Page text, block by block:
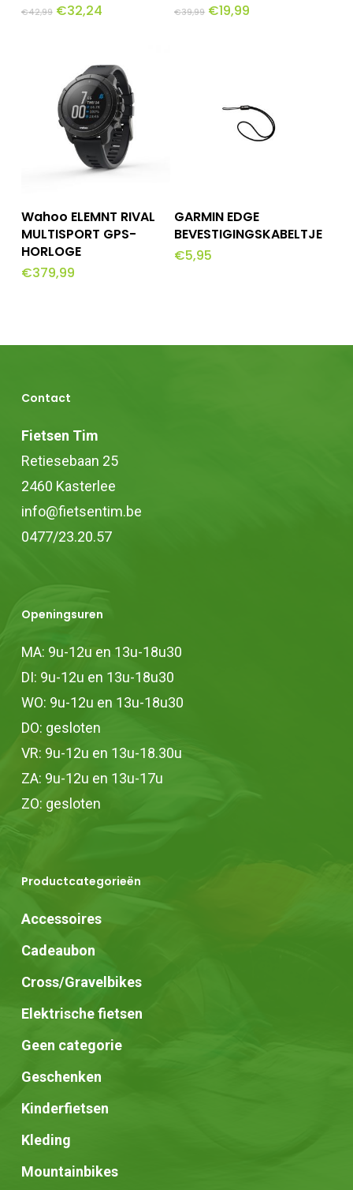
€42,99 Oorspronkelijke
€32,24Huidige €39,99 Oorspronkelijke
prijs
€19,99
Toevoegen Aan
Winkelwagen
Wahoo ELEMNT RIVAL
MULTISPORT GPS-
HORLOGE
€379,99
Toevoegen Aan
Winkelwagen
GARMIN EDGE
BEVESTIGINGSKABELTJE
€5,95
Contact
Fietsen Tim
Retiesebaan 25
2460 Kasterlee
info@fietsentim.be
0477/23.20.57
Openingsuren
MA: 9u-12u en 13u-18u30
DI: 9u-12u en 13u-18u30
WO: 9u-12u en 13u-18u30
DO: gesloten
VR: 9u-12u en 13u-18.30u
ZA: 9u-12u en 13u-17u
ZO: gesloten
Productcategorieën
Accessoires
Cadeaubon
Cross/Gravelbikes
Elektrische fietsen
Geen categorie
Geschenken
Kinderfietsen
Kleding
Mountainbikes